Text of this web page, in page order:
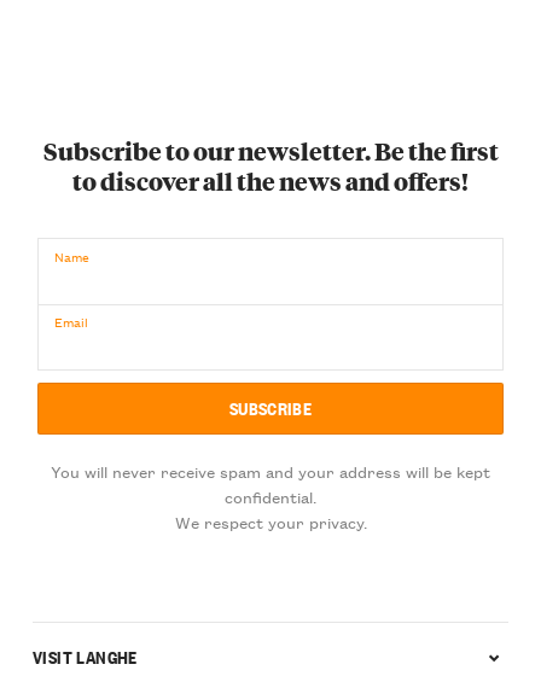
Subscribe to our newsletter. Be the first
to discover all the news and offers!
Name
Email
You will never receive spam and your address will be kept
confidential.
We respect your privacy.
VISIT LANGHE